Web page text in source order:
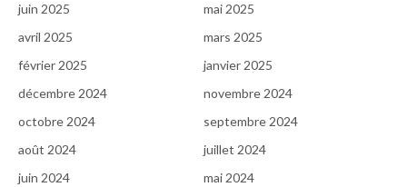
juin 2025
mai 2025
avril 2025
mars 2025
février 2025
janvier 2025
décembre 2024
novembre 2024
octobre 2024
septembre 2024
août 2024
juillet 2024
juin 2024
mai 2024